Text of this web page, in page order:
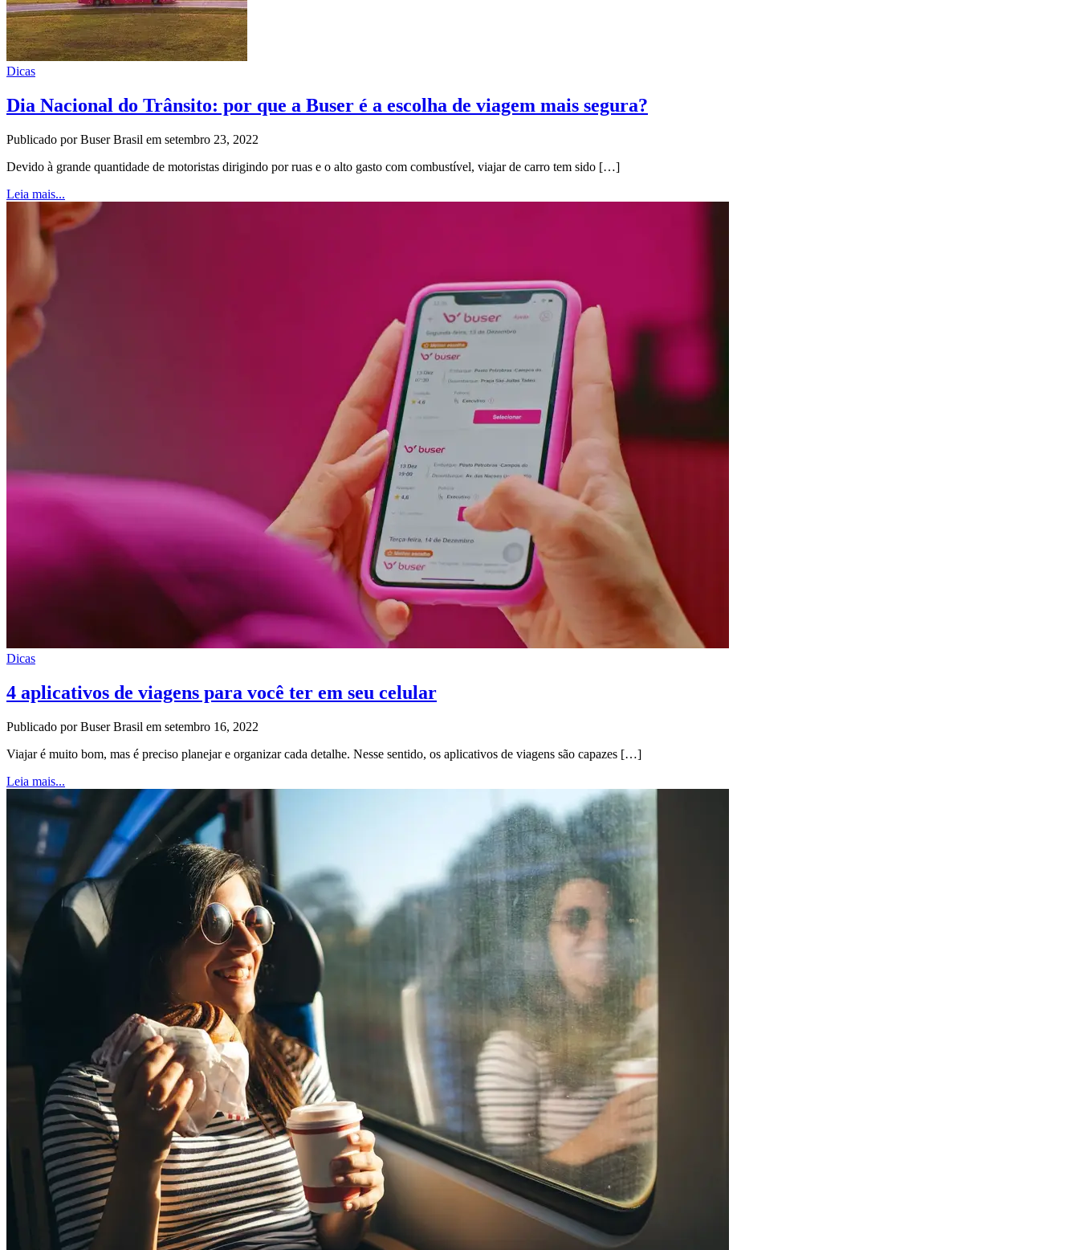
Dicas
Dia Nacional do Trânsito: por que a Buser é a escolha de viagem mais segura?
Publicado por Buser Brasil em setembro 23, 2022
Devido à grande quantidade de motoristas dirigindo por ruas e o alto gasto com combustível, viajar de carro tem sido […]
Leia mais...
Dicas
4 aplicativos de viagens para você ter em seu celular
Publicado por Buser Brasil em setembro 16, 2022
Viajar é muito bom, mas é preciso planejar e organizar cada detalhe. Nesse sentido, os aplicativos de viagens são capazes […]
Leia mais...